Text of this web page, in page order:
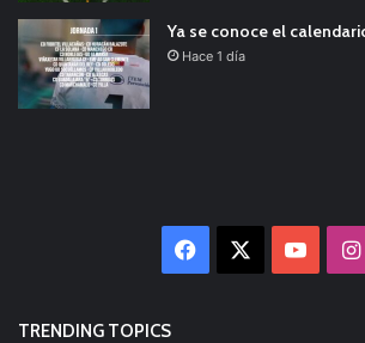
Ya se conoce el
Hace 1 día
Facebook
TRENDING TOPICS